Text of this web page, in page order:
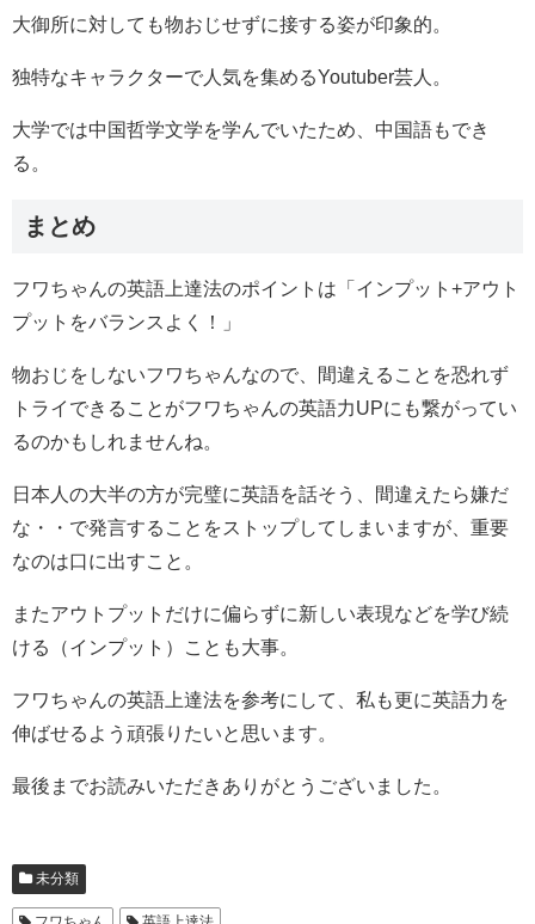
大御所に対しても物おじせずに接する姿が印象的。
独特なキャラクターで人気を集めるYoutuber芸人。
大学では中国哲学文学を学んでいたため、中国語もでき
る。
まとめ
フワちゃんの英語上達法のポイントは「インプット+アウト
プットをバランスよく！」
物おじをしないフワちゃんなので、間違えることを恐れず
トライできることがフワちゃんの英語力UPにも繋がってい
るのかもしれませんね。
日本人の大半の方が完璧に英語を話そう、間違えたら嫌だ
な・・で発言することをストップしてしまいますが、重要
なのは口に出すこと。
またアウトプットだけに偏らずに新しい表現などを学び続
ける（インプット）ことも大事。
フワちゃんの英語上達法を参考にして、私も更に英語力を
伸ばせるよう頑張りたいと思います。
最後までお読みいただきありがとうございました。
未分類